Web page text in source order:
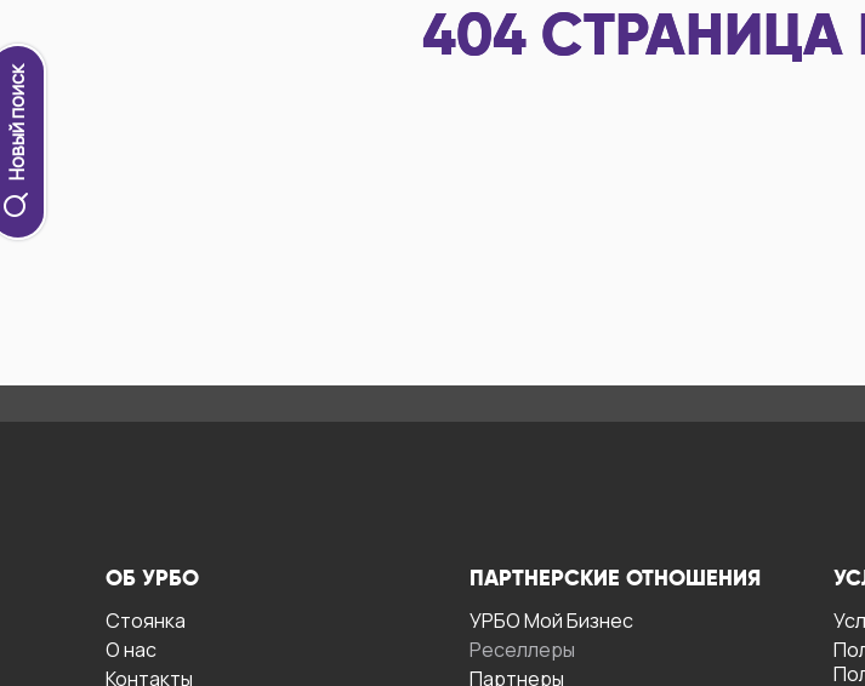
Новый поиск
404 СТРАНИЦА
ОБ УРБО
Стоянка
О нас
Контакты
ПАРТНЕРСКИЕ ОТНОШЕНИЯ
УРБО Мой Бизнес
Реселлеры
Партнеры